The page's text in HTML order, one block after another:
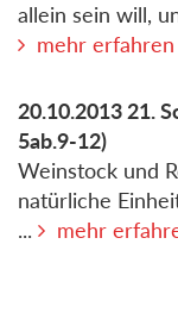
allein sein will,
mehr erfahren
20.10.2013 21.
5ab.9-12)
Weinstock und
natürliche
...
mehr